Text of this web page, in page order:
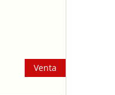
Venta